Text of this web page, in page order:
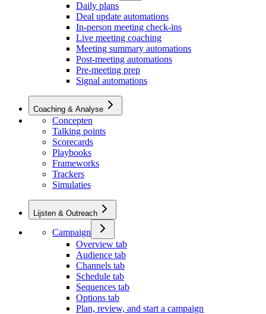
Daily plans
Deal update automations
In-person meeting check-ins
Live meeting coaching
Meeting summary automations
Post-meeting automations
Pre-meeting prep
Signal automations
Coaching & Analyse
Concepten
Talking points
Scorecards
Playbooks
Frameworks
Trackers
Simulaties
Lijsten & Outreach
Campaign
Overview tab
Audience tab
Channels tab
Schedule tab
Sequences tab
Options tab
Plan, review, and start a campaign